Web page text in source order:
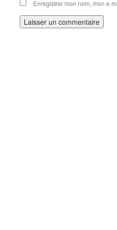
Enregistrer mon nom, mon e-